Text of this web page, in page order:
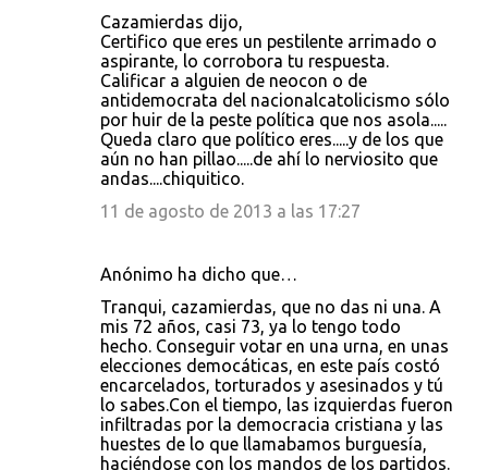
Cazamierdas dijo,
Certifico que eres un pestilente arrimado o
aspirante, lo corrobora tu respuesta.
Calificar a alguien de neocon o de
antidemocrata del nacionalcatolicismo sólo
por huir de la peste política que nos asola.....
Queda claro que político eres.....y de los que
aún no han pillao.....de ahí lo nerviosito que
andas....chiquitico.
11 de agosto de 2013 a las 17:27
Anónimo ha dicho que…
Tranqui, cazamierdas, que no das ni una. A
mis 72 años, casi 73, ya lo tengo todo
hecho. Conseguir votar en una urna, en unas
elecciones democáticas, en este país costó
encarcelados, torturados y asesinados y tú
lo sabes.Con el tiempo, las izquierdas fueron
infiltradas por la democracia cristiana y las
huestes de lo que llamabamos burguesía,
haciéndose con los mandos de los partidos.